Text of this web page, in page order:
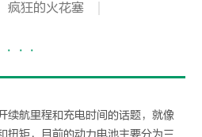
疯狂的火花塞
···
续航里程和充电时间的话题，就像